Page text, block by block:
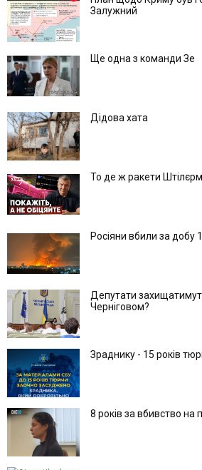
Залужний
Ще одна з команди Зе
Дідова хата
То де ж ракети
Росіяни вбили за добу
Депутати
Черніговом?
Зраднику - 15 років
8 років за вбивство на